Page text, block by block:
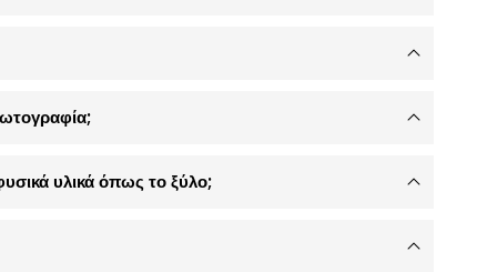
υλικά όπως το ξύλο;